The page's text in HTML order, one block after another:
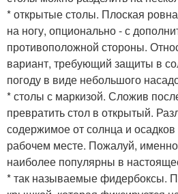
* открытые столы. Плоская
на ногу, опционально - с
противоположной стороны.
вариант, требующий защиты в
погоду в виде небольшого
* столы с маркизой. Сложив
превратить стол в открытый.
содержимое от солнца и
рабочем месте. Пожалуй,
наиболее популярны в
* так называемые фидербоксы.